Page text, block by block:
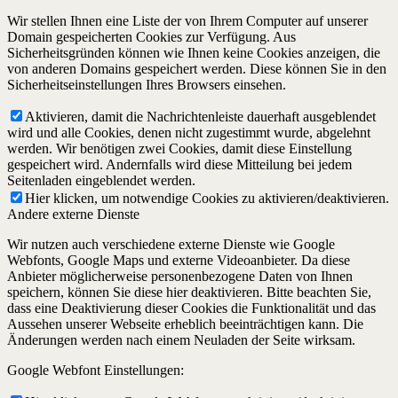
Wir stellen Ihnen eine Liste der von Ihrem Computer auf unserer
Domain gespeicherten Cookies zur Verfügung. Aus
Sicherheitsgründen können wie Ihnen keine Cookies anzeigen, die
von anderen Domains gespeichert werden. Diese können Sie in den
Sicherheitseinstellungen Ihres Browsers einsehen.
Aktivieren, damit die Nachrichtenleiste dauerhaft ausgeblendet
wird und alle Cookies, denen nicht zugestimmt wurde, abgelehnt
werden. Wir benötigen zwei Cookies, damit diese Einstellung
gespeichert wird. Andernfalls wird diese Mitteilung bei jedem
Seitenladen eingeblendet werden.
Hier klicken, um notwendige Cookies zu aktivieren/deaktivieren.
Andere externe Dienste
Wir nutzen auch verschiedene externe Dienste wie Google
Webfonts, Google Maps und externe Videoanbieter. Da diese
Anbieter möglicherweise personenbezogene Daten von Ihnen
speichern, können Sie diese hier deaktivieren. Bitte beachten Sie,
dass eine Deaktivierung dieser Cookies die Funktionalität und das
Aussehen unserer Webseite erheblich beeinträchtigen kann. Die
Änderungen werden nach einem Neuladen der Seite wirksam.
Google Webfont Einstellungen: